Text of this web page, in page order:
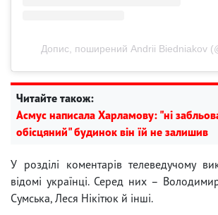
Допис, поширений Andrii Biedniakov
Читайте також:
Асмус написала Харламову: "ні
обісцяний" будинок він їй не залишив
У розділі коментарів телеведучому
відомі українці. Серед них –
Сумська, Леся Нікітюк й інші.